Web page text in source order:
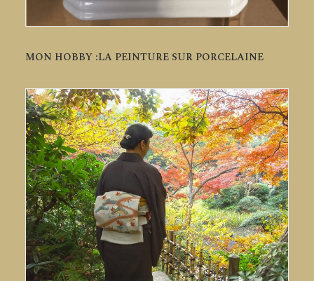
MON HOBBY :LA PEINTURE SUR PORCELAINE